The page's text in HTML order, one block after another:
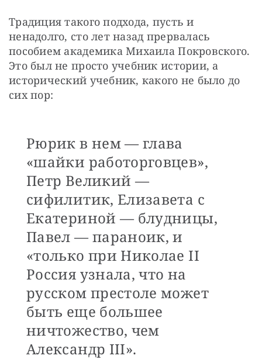
Традиция такого подхода, пусть и
ненадолго, сто лет назад прервалась
пособием академика Михаила Покровского.
Это был не просто учебник истории, а
исторический учебник, какого не было до
сих пор:
Рюрик в нем — глава
«шайки работорговцев»,
Петр Великий —
сифилитик, Елизавета с
Екатериной — блудницы,
Павел — параноик, и
«только при Николае II
Россия узнала, что на
русском престоле может
быть еще большее
ничтожество, чем
Александр III».